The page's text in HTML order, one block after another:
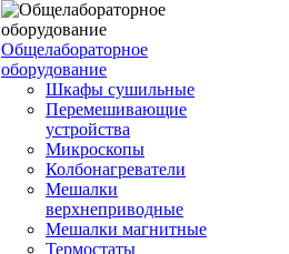
Общелабораторное
оборудование
Шкафы сушильные
Перемешивающие
устройства
Микроскопы
Колбонагреватели
Мешалки
верхнеприводные
Мешалки магнитные
Термостаты